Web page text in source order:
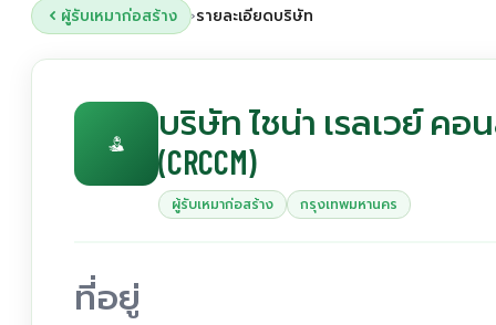
ผู้รับเหมาก่อสร้าง ›รายละเอียดบริษัท
บริษัท ไชน่า เรลเวย์ ค
(CRCCM)
ผู้รับเหมาก่อสร้าง กรุงเทพมหานคร
ที่อยู่